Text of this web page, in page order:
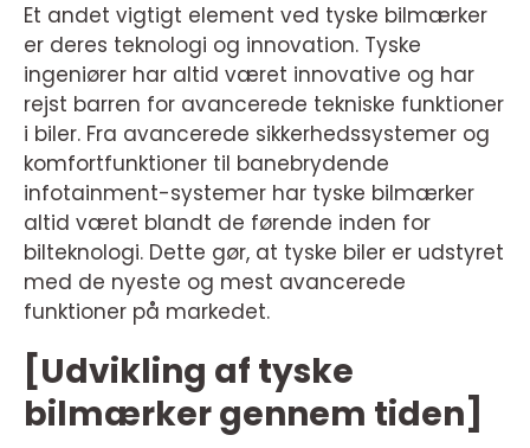
Et andet vigtigt element ved tyske bilmærker
er deres teknologi og innovation. Tyske
ingeniører har altid været innovative og har
rejst barren for avancerede tekniske funktioner
i biler. Fra avancerede sikkerhedssystemer og
komfortfunktioner til banebrydende
infotainment-systemer har tyske bilmærker
altid været blandt de førende inden for
bilteknologi. Dette gør, at tyske biler er udstyret
med de nyeste og mest avancerede
funktioner på markedet.
[Udvikling af tyske
bilmærker gennem tiden]